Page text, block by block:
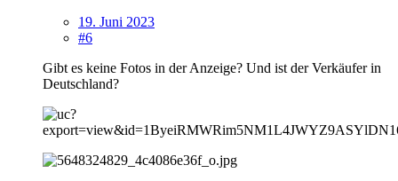
19. Juni 2023
#6
Gibt es keine Fotos in der Anzeige? Und ist der Verkäufer in
Deutschland?